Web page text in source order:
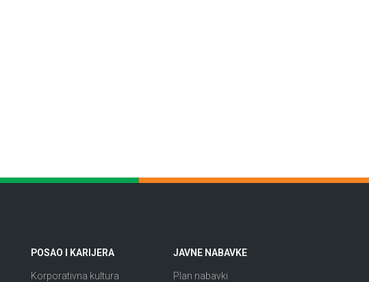
POSAO I KARIJERA
Korporativna kultura
JAVNE NABAVKE
Plan nabavki